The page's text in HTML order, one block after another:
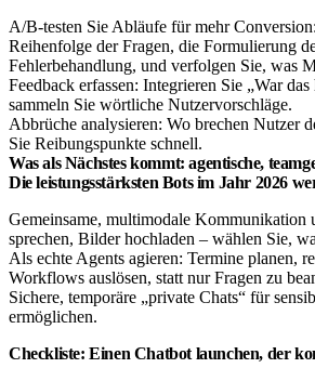
A/B-testen Sie Abläufe für mehr
Reihenfolge der Fragen, die Formulierung
Fehlerbehandlung, und verfolgen Sie, was
Feedback erfassen: Integrieren Sie „War
sammeln Sie wörtliche Nutzervorschläge.
Abbrüche analysieren: Wo brechen Nutzer
Sie Reibungspunkte schnell.
Was als Nächstes kommt: agentische,
Die leistungsstärksten Bots im Jahr 2026
Gemeinsame, multimodale Kommunikation
sprechen, Bilder hochladen – wählen Sie,
Als echte Agents agieren: Termine planen,
Workflows auslösen, statt nur Fragen zu
Sichere, temporäre „private Chats“ für
ermöglichen.
Checkliste: Einen Chatbot launchen, der